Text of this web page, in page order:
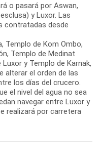
o pasará por Aswan,
y Luxor. Las
contratadas desde
Templo de Kom Ombo,
Templo de Medinat
y Templo de Karnak,
alterar el orden de las
los días del crucero.
el nivel del agua no sea
navegar entre Luxor y
realizará por carretera